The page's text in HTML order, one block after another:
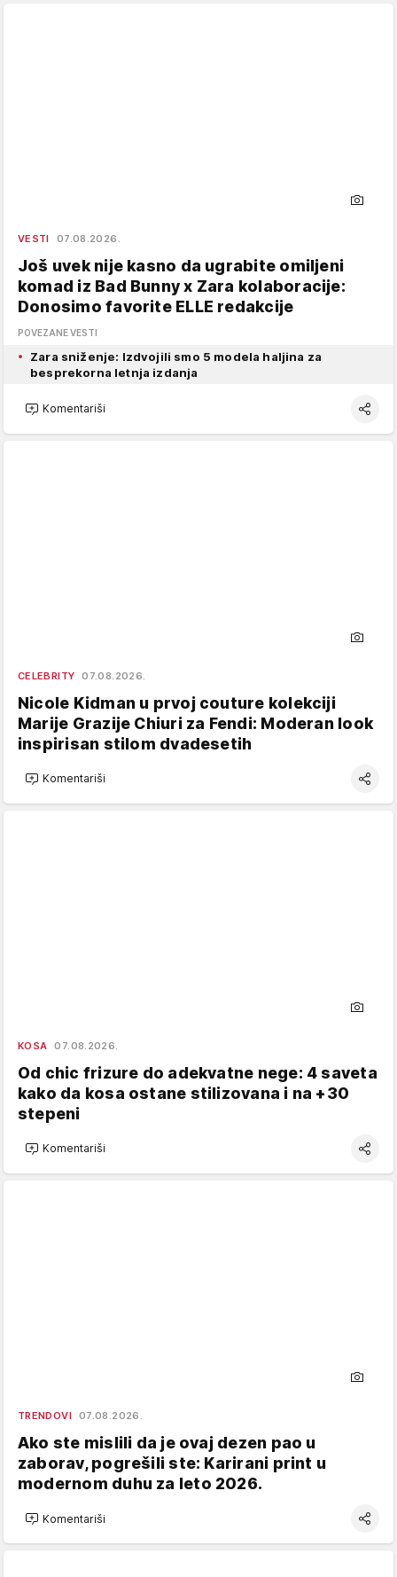
VESTI 07.08.2026.
Još uvek nije kasno da ugrabite omiljeni
komad iz Bad Bunny x Zara kolaboracije:
Donosimo favorite ELLE redakcije
POVEZANE VESTI
Zara sniženje: Izdvojili smo 5 modela haljina za
besprekorna letnja izdanja
Komentariši
CELEBRITY 07.08.2026.
Nicole Kidman u prvoj couture kolekciji
Marije Grazije Chiuri za Fendi: Moderan look
inspirisan stilom dvadesetih
Komentariši
KOSA 07.08.2026.
Od chic frizure do adekvatne nege: 4 saveta
kako da kosa ostane stilizovana i na +30
stepeni
Komentariši
TRENDOVI 07.08.2026.
Ako ste mislili da je ovaj dezen pao u
zaborav, pogrešili ste: Karirani print u
modernom duhu za leto 2026.
Komentariši